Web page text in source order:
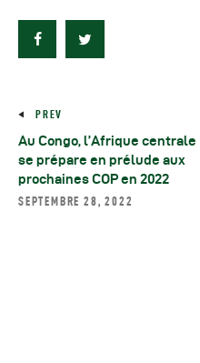
PREV
Au Congo, l’Afrique centrale
se prépare en prélude aux
prochaines COP en 2022
SEPTEMBRE 28, 2022